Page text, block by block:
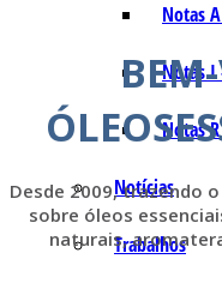
Notas
Notas I
Notas R
Notícias
Trabalhos
Desde 2009, trazendo
sobre óleos
naturais,